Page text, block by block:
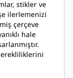
Power ve
ve hidrolik
göre
ihtiyaç
güç ve
daha az güç
stikler ve
ilerlemenizi
çerçeve
hale